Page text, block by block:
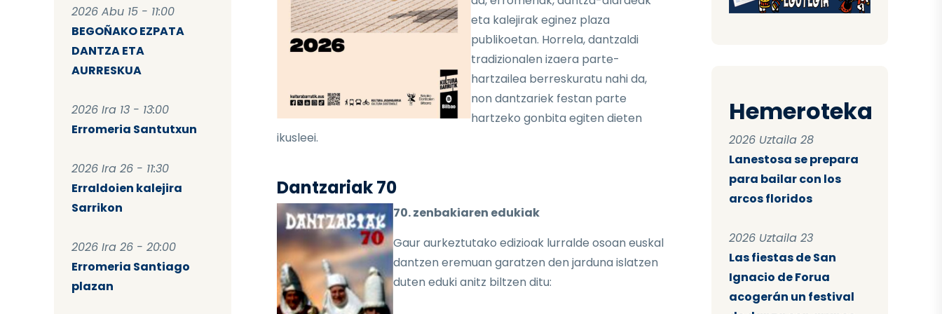
2026 Abu 15 - 11:00
BEGOÑAKO EZPATA
DANTZA ETA
AURRESKUA
2026 Ira 13 - 13:00
Erromeria Santutxun
2026 Ira 26 - 11:30
Erraldoien kalejira
Sarrikon
2026 Ira 26 - 20:00
Erromeria Santiago
plazan
eta kalejirak eginez plaza
publikoetan. Horrela, dantzaldi
tradizionalen izaera parte-
hartzailea berreskuratu nahi da,
non dantzariek festan parte
hartzeko gonbita egiten dieten
ikusleei.
Dantzariak 70
70. zenbakiaren edukiak
Gaur aurkeztutako edizioak lurralde osoan euskal
dantzen eremuan garatzen den jarduna islatzen
duten eduki anitz biltzen ditu:
Hemeroteka
2026 Uztaila 28
Lanestosa se prepara
para bailar con los
arcos floridos
2026 Uztaila 23
Las fiestas de San
Ignacio de Forua
acogerán un festival